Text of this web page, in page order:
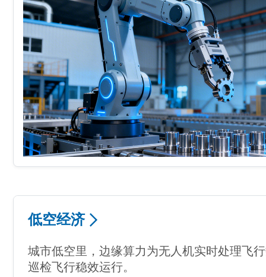
低空经济
城市低空里，边缘算力为无人机实时处理飞
巡检飞行稳效运行。